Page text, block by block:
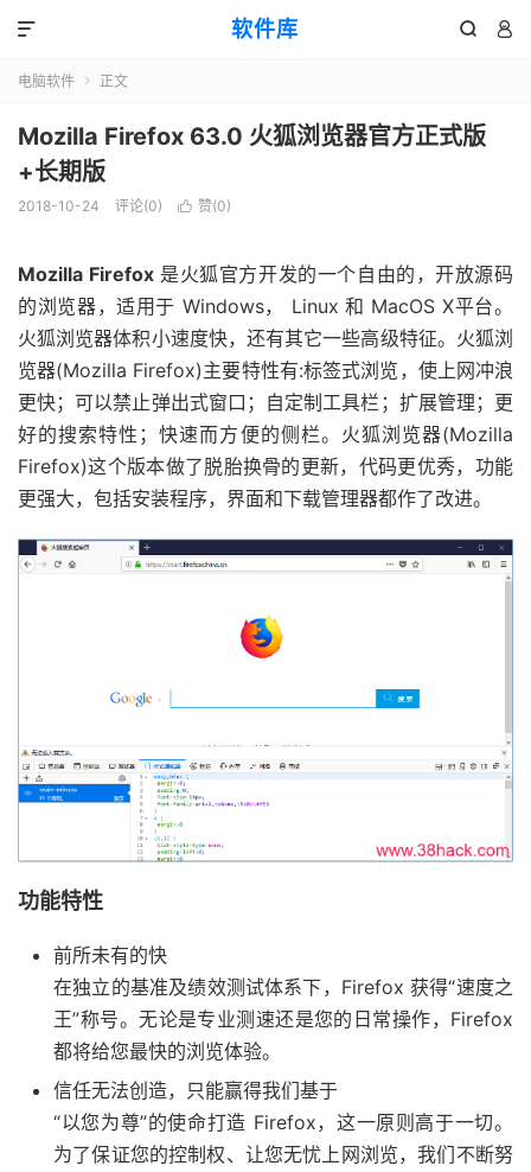
软件库  

电脑软件  正文
Mozilla Firefox 63.0 火狐浏览器官方正式版
+长期版
2018-10-24 评论(0)  赞(0)
Mozilla Firefox是火狐官方开发的一个自由的，开放源码
的浏览器，适用于 Windows， Linux 和 MacOS X平台。
火狐浏览器体积小速度快，还有其它一些高级特征。火狐浏
览器(Mozilla Firefox)主要特性有:标签式浏览，使上网冲浪
更快；可以禁止弹出式窗口；自定制工具栏；扩展管理；更
好的搜索特性；快速而方便的侧栏。火狐浏览器(Mozilla
Firefox)这个版本做了脱胎换骨的更新，代码更优秀，功能
更强大，包括安装程序，界面和下载管理器都作了改进。
功能特性
前所未有的快
在独立的基准及绩效测试体系下，Firefox 获得“速度之
王”称号。无论是专业测速还是您的日常操作，Firefox
都将给您最快的浏览体验。
信任无法创造，只能赢得我们基于
“以您为尊”的使命打造 Firefox，这一原则高于一切。
为了保证您的控制权、让您无忧上网浏览，我们不断努